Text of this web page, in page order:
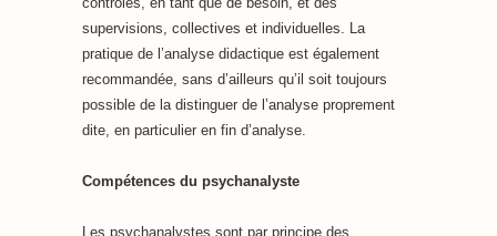
supervisions, collectives et individuelles. La
pratique de l’analyse didactique est également
recommandée, sans d’ailleurs qu’il soit toujours
possible de la distinguer de l’analyse proprement
dite, en particulier en fin d’analyse.
Compétences du psychanalyste
Les psychanalystes sont par principe des